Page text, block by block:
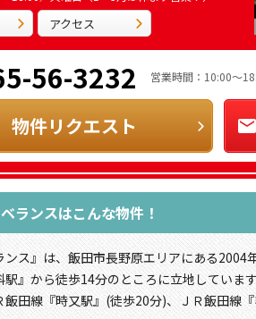
アクセス
56-3232 営業時間：10:00～
物件リクエスト
ランスはこんな物件！
ンス』は、飯田市長野原エリアにある2004
駅』から徒歩14分のところに立地していま
飯田線『時又駅』(徒歩20分)、ＪＲ飯田線